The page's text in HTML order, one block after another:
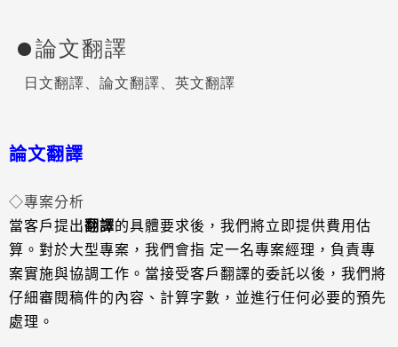
論文翻譯
日文翻譯、論文翻譯、英文翻譯
論文翻譯
◇專案分析
當客戶提出翻譯的具體要求後，我們將立即提供費用估
算。對於大型專案，我們會指 定一名專案經理，負責專
案實施與協調工作。 當接受客戶翻譯的委託以後，我們將
仔細審閱稿件的內容、計算字數，並進行任何必要的預先
處理。